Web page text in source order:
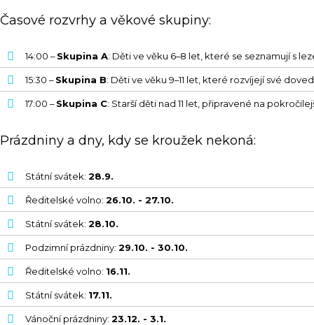
Časové rozvrhy a věkové skupiny:
14:00 –Skupina A: Děti ve věku 6–8 let, které se seznamují s
15:30 –Skupina B: Děti ve věku 9–11 let, které rozvíjejí své
17:00 –Skupina C: Starší děti nad 11 let, připravené na
Prázdniny a dny, kdy se kroužek nekoná:
Státní svátek: 28.9.
Ředitelské volno: 26.10. - 27.10.
Státní svátek: 28.10.
Podzimní prázdniny: 29.10. - 30.10.
Ředitelské volno: 16.11.
Státní svátek: 17.11.
Vánoční prázdniny: 23.12. - 3.1.